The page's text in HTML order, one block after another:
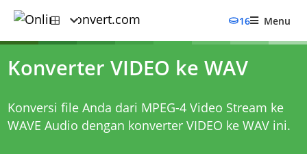
16 Menu
Konverter VIDEO ke WAV
Konversi file Anda dari MPEG-4 Video Stream ke
WAVE Audio dengan konverter VIDEO ke WAVini.